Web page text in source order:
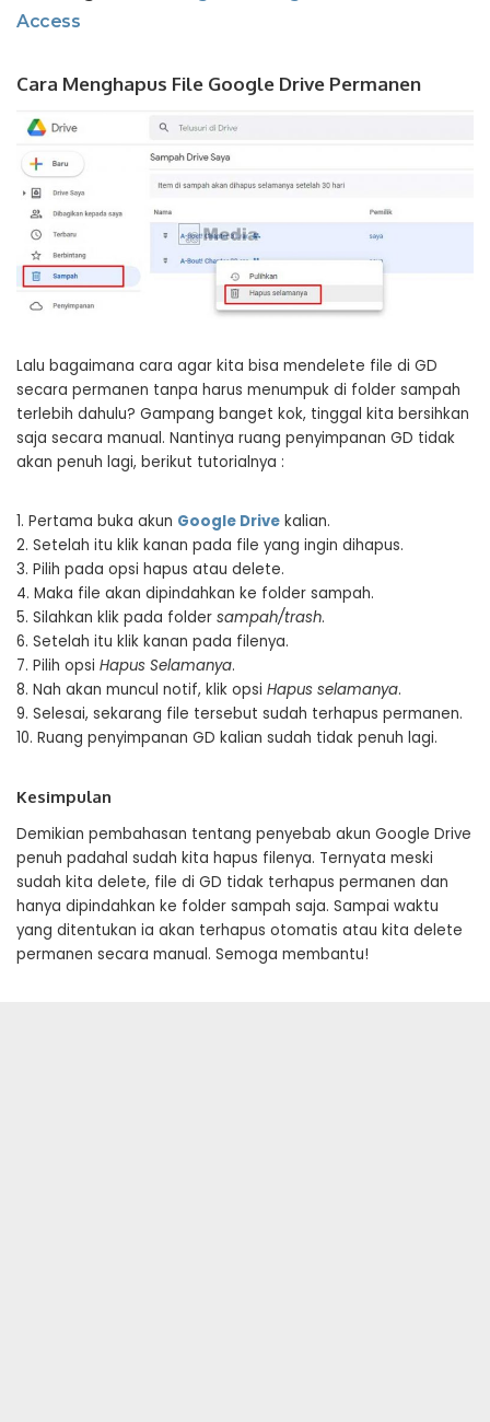
Access
Cara Menghapus File Google Drive Permanen
Lalu bagaimana cara agar kita bisa mendelete file di GD
secara permanen tanpa harus menumpuk di folder sampah
terlebih dahulu? Gampang banget kok, tinggal kita bersihkan
saja secara manual. Nantinya ruang penyimpanan GD tidak
akan penuh lagi, berikut tutorialnya :
1. Pertama buka akun Google Drive kalian.
2. Setelah itu klik kanan pada file yang ingin dihapus.
3. Pilih pada opsi hapus atau delete.
4. Maka file akan dipindahkan ke folder sampah.
5. Silahkan klik pada folder sampah/trash.
6. Setelah itu klik kanan pada filenya.
7. Pilih opsi Hapus Selamanya.
8. Nah akan muncul notif, klik opsi Hapus selamanya.
9. Selesai, sekarang file tersebut sudah terhapus permanen.
10. Ruang penyimpanan GD kalian sudah tidak penuh lagi.
Kesimpulan
Demikian pembahasan tentang penyebab akun Google Drive
penuh padahal sudah kita hapus filenya. Ternyata meski
sudah kita delete, file di GD tidak terhapus permanen dan
hanya dipindahkan ke folder sampah saja. Sampai waktu
yang ditentukan ia akan terhapus otomatis atau kita delete
permanen secara manual. Semoga membantu!